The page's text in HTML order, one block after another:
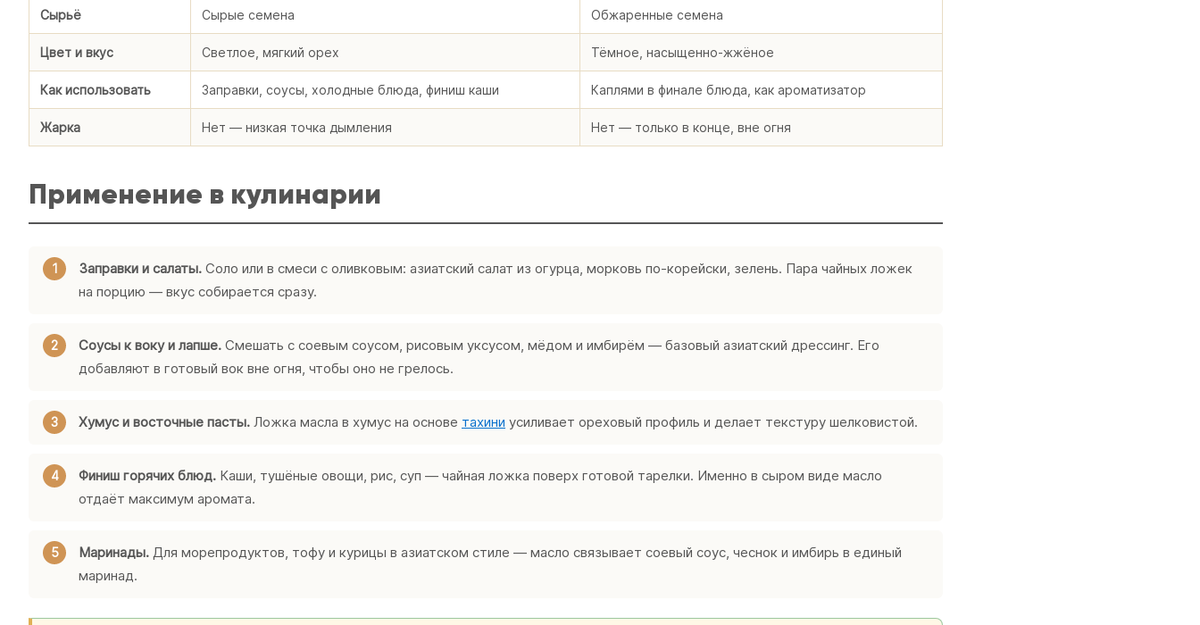
Сырьё Сырые семена Обжаренные семена
Цвет и вкус Светлое, мягкий орех Тёмное, насыщенно-жжёное
Как использовать Заправки, соусы, холодные блюда, финиш каши Каплями в финале блюда, как ароматизатор
Жарка Нет — низкая точка дымления Нет — только в конце, вне огня
Применение в кулинарии
Заправки и салаты. Соло или в смеси с оливковым: азиатский салат из огурца, морковь по-корейски, зелень. Пара чайных ложек
на порцию — вкус собирается сразу.
Соусы к воку и лапше. Смешать с соевым соусом, рисовым уксусом, мёдом и имбирём — базовый азиатский дрессинг. Его
добавляют в готовый вок вне огня, чтобы оно не грелось.
Хумус и восточные пасты. Ложка масла в хумус на основе тахини усиливает ореховый профиль и делает текстуру шелковистой.
Финиш горячих блюд. Каши, тушёные овощи, рис, суп — чайная ложка поверх готовой тарелки. Именно в сыром виде масло
отдаёт максимум аромата.
Маринады. Для морепродуктов, тофу и курицы в азиатском стиле — масло связывает соевый соус, чеснок и имбирь в единый
маринад.